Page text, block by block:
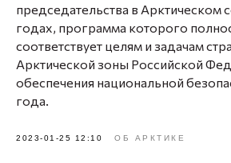
председательства в Арктическом
годах, программа которого
соответствует целям и задачам
Арктической зоны Российской
обеспечения национальной
года.
2023-01-25 12:10 ОБ АРКТИКЕ